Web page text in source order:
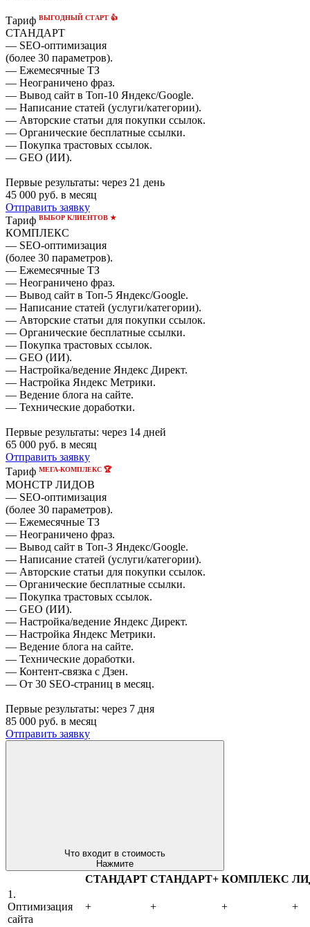
Тариф ВЫГОДНЫЙ СТАРТ 👍
СТАНДАРТ
— SEO-оптимизация
(более 30 параметров).
— Ежемесячные ТЗ
— Неограничено фраз.
— Вывод сайт в Топ-10 Яндекс/Google.
— Написание статей (услуги/категории).
— Авторские статьи для покупки ссылок.
— Органические бесплатные ссылки.
— Покупка трастовых ссылок.
— GEO (ИИ).
Первые результаты: через 21 день
45 000 руб. в месяц
Отправить заявку
Тариф ВЫБОР КЛИЕНТОВ ★
КОМПЛЕКС
— SEO-оптимизация
(более 30 параметров).
— Ежемесячные ТЗ
— Неограничено фраз.
— Вывод сайт в Топ-5 Яндекс/Google.
— Написание статей (услуги/категории).
— Авторские статьи для покупки ссылок.
— Органические бесплатные ссылки.
— Покупка трастовых ссылок.
— GEO (ИИ).
— Настройка/ведение Яндекс Директ.
— Настройка Яндекс Метрики.
— Ведение блога на сайте.
— Технические доработки.
Первые результаты: через 14 дней
65 000 руб. в месяц
Отправить заявку
Тариф МЕГА-КОМПЛЕКС 🏆
МОНСТР ЛИДОВ
— SEO-оптимизация
(более 30 параметров).
— Ежемесячные ТЗ
— Неограничено фраз.
— Вывод сайт в Топ-3 Яндекс/Google.
— Написание статей (услуги/категории).
— Авторские статьи для покупки ссылок.
— Органические бесплатные ссылки.
— Покупка трастовых ссылок.
— GEO (ИИ).
— Настройка/ведение Яндекс Директ.
— Настройка Яндекс Метрики.
— Ведение блога на сайте.
— Технические доработки.
— Контент-связка с Дзен.
— От 30 SEO-страниц в месяц.
Первые результаты: через 7 дня
85 000 руб. в месяц
Отправить заявку
Что входит в стоимость
Нажмите
СТАНДАРТ СТАНДАРТ+ КОМПЛЕКС
1.
Оптимизация
сайта
+ + + +